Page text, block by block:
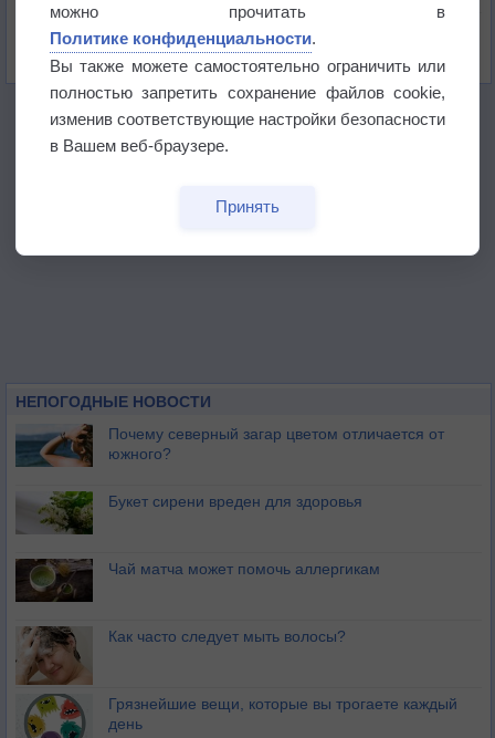
Погода в Екатеринбурге 6 августа
НЕПОГОДНЫЕ НОВОСТИ
Почему северный загар цветом отличается от
южного?
Букет сирени вреден для здоровья
Чай матча может помочь аллергикам
Как часто следует мыть волосы?
Грязнейшие вещи, которые вы трогаете каждый
день
можно прочитать в
Политике конфиденциальности.
Вы также можете самостоятельно ограничить или
полностью запретить сохранение файлов cookie,
изменив соответствующие настройки безопасности
в Вашем веб-браузере.
Принять